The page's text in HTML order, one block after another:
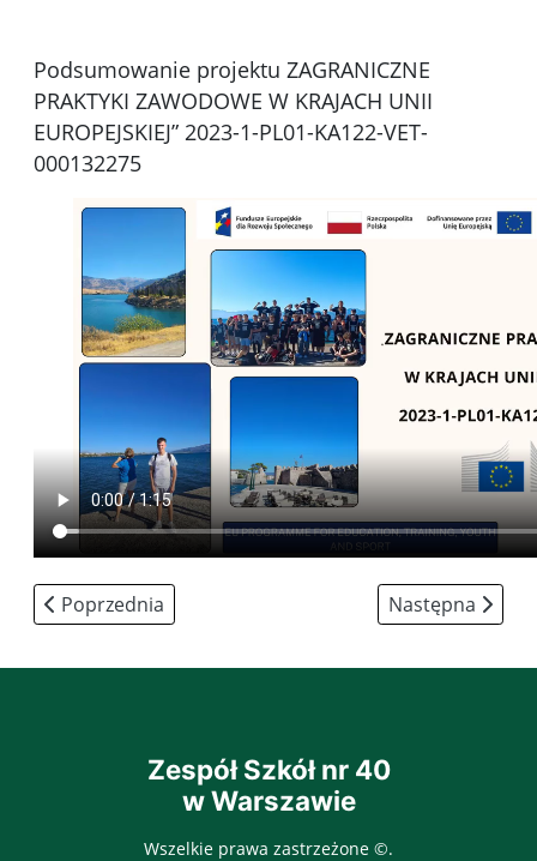
Podsumowanie projektu ZAGRANICZNE
PRAKTYKI ZAWODOWE W KRAJACH UNII
EUROPEJSKIEJ” 2023-1-PL01-KA122-VET-
000132275
Poprzednia strona: Sukces w Mazowieckim
Poprzednia Następna
Następna
Zespół Szkół nr 40
w Warszawie
Wszelkie prawa zastrzeżone ©.